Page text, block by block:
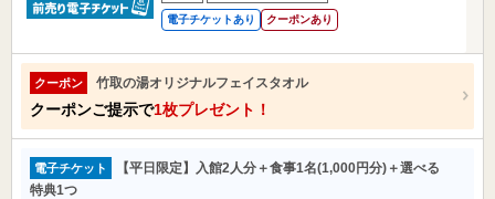
電子チケットあり クーポンあり
クーポン 竹取の湯オリジナルフェイスタオル
クーポンご提示で1枚プレゼント！
電子チケット
【平日限定】入館2人分＋食事1名(1,000円分)＋選べる
特典1つ